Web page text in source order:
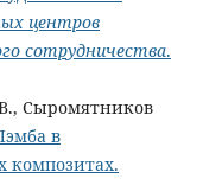
центров
сотрудничества.
Сыромятников
в
композитах.